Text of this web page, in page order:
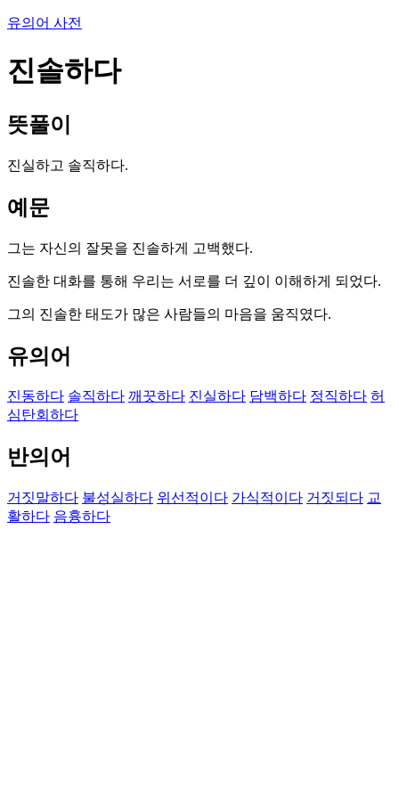
유의어 사전
진솔하다
뜻풀이
진실하고 솔직하다.
예문
그는 자신의 잘못을 진솔하게 고백했다.
진솔한 대화를 통해 우리는 서로를 더 깊이 이해하게 되었다.
그의 진솔한 태도가 많은 사람들의 마음을 움직였다.
유의어
진동하다 솔직하다 깨끗하다 진실하다 담백하다 정직하다 허
심탄회하다
반의어
거짓말하다 불성실하다 위선적이다 가식적이다 거짓되다 교
활하다 음흉하다